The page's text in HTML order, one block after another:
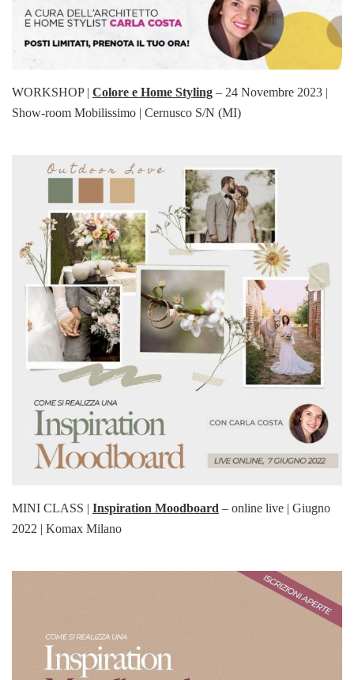
WORKSHOP | Colore e Home Styling – 24 Novembre 2023 |
Show-room Mobilissimo | Cernusco S/N (MI)
MINI CLASS | Inspiration Moodboard – online live | Giugno
2022 | Komax Milano